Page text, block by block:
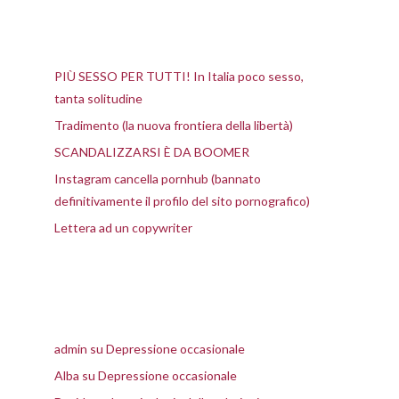
PIÙ SESSO PER TUTTI! In Italia poco sesso,
tanta solitudine
Tradimento (la nuova frontiera della libertà)
SCANDALIZZARSI È DA BOOMER
Instagram cancella pornhub (bannato
definitivamente il profilo del sito pornografico)
Lettera ad un copywriter
admin su Depressione occasionale
Alba su Depressione occasionale